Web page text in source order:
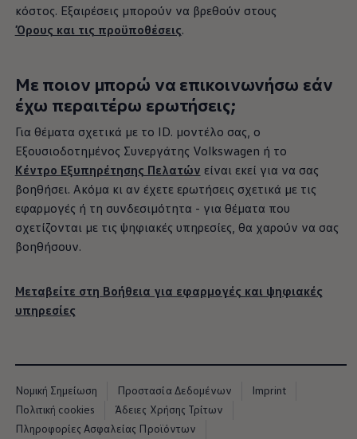
κόστος. Εξαιρέσεις μπορούν να βρεθούν στους
Όρους και τις προϋποθέσεις.
Με ποιον μπορώ να επικοινωνήσω εάν
έχω περαιτέρω ερωτήσεις;
Για θέματα σχετικά με το ID. μοντέλο σας, ο
Εξουσιοδοτημένος Συνεργάτης Volkswagen ή το
Κέντρο Eξυπηρέτησης Πελατών είναι εκεί για να σας
βοηθήσει. Ακόμα κι αν έχετε ερωτήσεις σχετικά με τις
εφαρμογές ή τη συνδεσιμότητα - για θέματα που
σχετίζονται με τις ψηφιακές υπηρεσίες, θα χαρούν να σας
βοηθήσουν.
Μεταβείτε στη Βοήθεια για εφαρμογές και ψηφιακές
υπηρεσίες
Νομική Σημείωση Προστασία Δεδομένων
Imprint
Πολιτική cookies
Άδειες Χρήσης Τρίτων
Πληροφορίες Ασφαλείας Προϊόντων